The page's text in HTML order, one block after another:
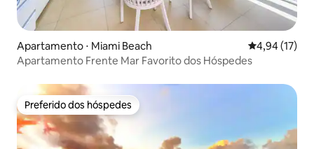
Apartamento ⋅ Miami Beach 4,94 de uma
4,94 (17)
Apartamento Frente Mar Favorito dos Hóspedes
Preferido dos hóspedes
Preferido dos hóspedes